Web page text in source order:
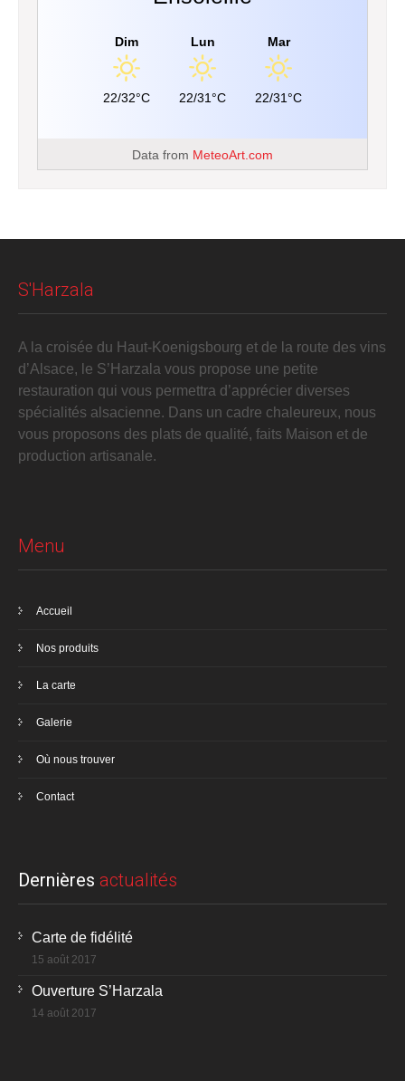
Dim
22/32°C
Lun
22/31°C
Mar
22/31°C
Data from MeteoArt.com
S'Harzala
A la croisée du Haut-Koenigsbourg et de la route des vins
d’Alsace, le S’Harzala vous propose une petite
restauration qui vous permettra d’apprécier diverses
spécialités alsacienne. Dans un cadre chaleureux, nous
vous proposons des plats de qualité, faits Maison et de
production artisanale.
Menu
Accueil
Nos produits
La carte
Galerie
Où nous trouver
Contact
Dernières actualités
Carte de fidélité
15 août 2017
Ouverture S’Harzala
14 août 2017